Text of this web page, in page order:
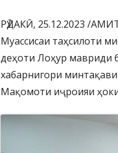
РӮДАКӢ, 25.12.2023 /
Муассисаи таҳсилоти
деҳоти Лоҳур мавриди
хабарнигори
Мақомоти иҷроияи